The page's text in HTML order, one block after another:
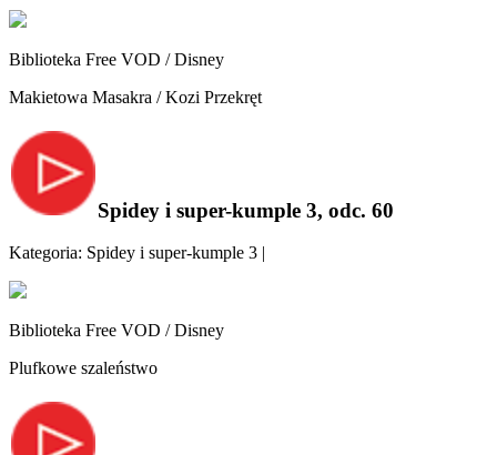
Biblioteka Free VOD / Disney
Makietowa Masakra / Kozi Przekręt
Spidey i super-kumple 3, odc. 60
Kategoria: Spidey i super-kumple 3 |
Biblioteka Free VOD / Disney
Plufkowe szaleństwo